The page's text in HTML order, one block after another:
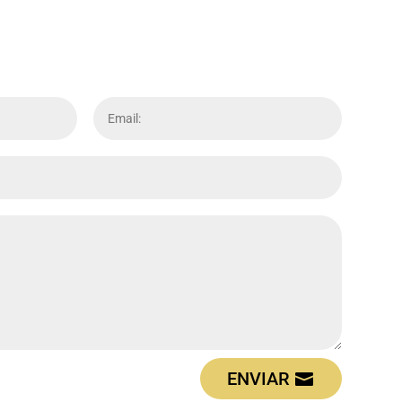
ENVIAR